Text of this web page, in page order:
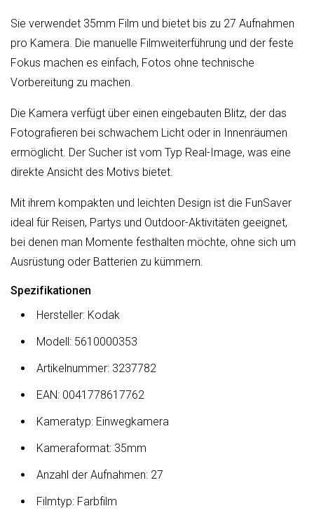
Sie verwendet 35mm Film und bietet bis zu 27 Aufnahmen
pro Kamera. Die manuelle Filmweiterführung und der feste
Fokus machen es einfach, Fotos ohne technische
Vorbereitung zu machen.
Die Kamera verfügt über einen eingebauten Blitz, der das
Fotografieren bei schwachem Licht oder in Innenräumen
ermöglicht. Der Sucher ist vom Typ Real-Image, was eine
direkte Ansicht des Motivs bietet.
Mit ihrem kompakten und leichten Design ist die FunSaver
ideal für Reisen, Partys und Outdoor-Aktivitäten geeignet,
bei denen man Momente festhalten möchte, ohne sich um
Ausrüstung oder Batterien zu kümmern.
Spezifikationen
Hersteller: Kodak
Modell: 5610000353
Artikelnummer: 3237782
EAN: 0041778617762
Kameratyp: Einwegkamera
Kameraformat: 35mm
Anzahl der Aufnahmen: 27
Filmtyp: Farbfilm